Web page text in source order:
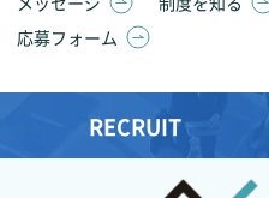
応募フォーム
RECRUIT